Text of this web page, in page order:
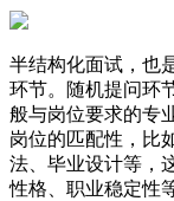
半结构化面试，也
环节。随机提问环
般与岗位要求的专
岗位的匹配性，比
法、毕业设计等，
性格、职业稳定性